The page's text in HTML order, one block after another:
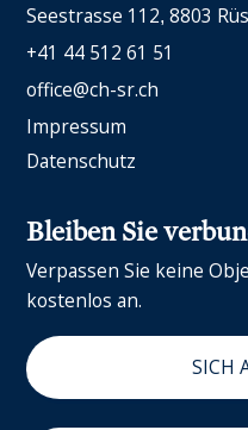
Seestrasse 112 8803
+41 44 512 61 51
office@ch-sr.ch
Impressum
Datenschutz
Bleiben Sie
Verpassen Sie keine
kostenlos an.
SICH